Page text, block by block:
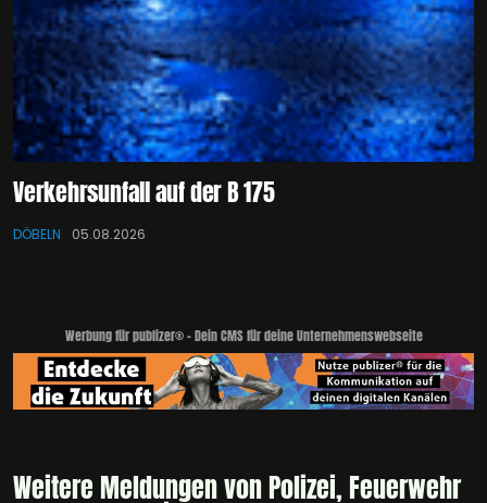
Verkehrsunfall auf der B 175
DÖBELN 05.08.2026
Werbung für publizer® - Dein CMS für deine Unternehmenswebseite
Weitere Meldungen von Polizei, Feuerwehr